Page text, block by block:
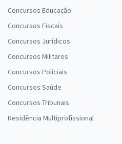
Concursos Educação
Concursos Fiscais
Concursos Jurídicos
Concursos Militares
Concursos Policiais
Concursos Saúde
Concursos Tribunais
Residência Multiprofissional